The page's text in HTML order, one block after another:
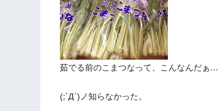
茹でる前のこまつなって、こんなんだぁ…
(;´Д`)ノ知らなかった。